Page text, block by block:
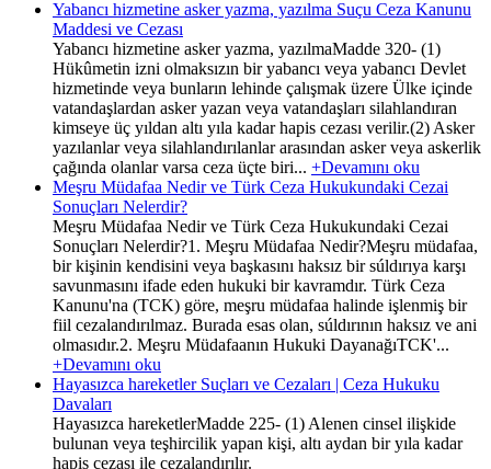
Yabancı hizmetine asker yazma, yazılma Suçu Ceza Kanunu
Maddesi ve Cezası
Yabancı hizmetine asker yazma, yazılmaMadde 320- (1)
Hükûmetin izni olmaksızın bir yabancı veya yabancı Devlet
hizmetinde veya bunların lehinde çalışmak üzere Ülke içinde
vatandaşlardan asker yazan veya vatandaşları silahlandıran
kimseye üç yıldan altı yıla kadar hapis cezası verilir.(2) Asker
yazılanlar veya silahlandırılanlar arasından asker veya askerlik
çağında olanlar varsa ceza üçte biri... +Devamını oku
Meşru Müdafaa Nedir ve Türk Ceza Hukukundaki Cezai
Sonuçları Nelerdir?
Meşru Müdafaa Nedir ve Türk Ceza Hukukundaki Cezai
Sonuçları Nelerdir?1. Meşru Müdafaa Nedir?Meşru müdafaa,
bir kişinin kendisini veya başkasını haksız bir súldırıya karşı
savunmasını ifade eden hukuki bir kavramdır. Türk Ceza
Kanunu'na (TCK) göre, meşru müdafaa halinde işlenmiş bir
fiil cezalandırılmaz. Burada esas olan, súldırının haksız ve ani
olmasıdır.2. Meşru Müdafaanın Hukuki DayanağıTCK'...
+Devamını oku
Hayasızca hareketler Suçları ve Cezaları | Ceza Hukuku
Davaları
Hayasızca hareketlerMadde 225- (1) Alenen cinsel ilişkide
bulunan veya teşhircilik yapan kişi, altı aydan bir yıla kadar
hapis cezası ile cezalandırılır.